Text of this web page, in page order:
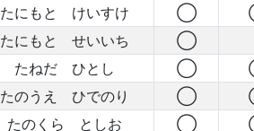
たにもと けいすけ ◯
たにもと せいいち
◯
たねだ ひとし ◯
たのうえ ひでのり ◯
たのくら としお ◯